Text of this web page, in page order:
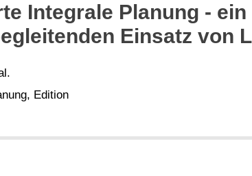
Integrale Planung -
Einsatz von
Edition